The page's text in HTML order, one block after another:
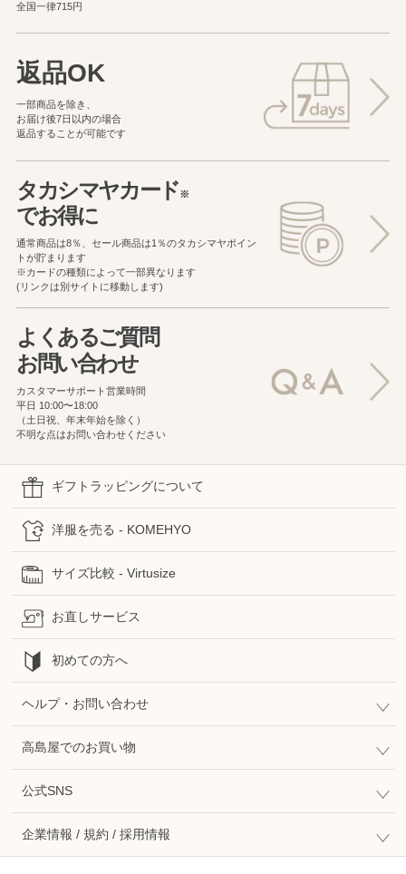
全国一律715円
返品OK
一部商品を除き、
お届け後7日以内の場合
返品することが可能です
タカシマヤカード※
でお得に
通常商品は8％、セール商品は1％のタカシマヤポイン
トが貯まります
※カードの種類によって一部異なります
(リンクは別サイトに移動します)
よくあるご質問
お問い合わせ
カスタマーサポート営業時間
平日 10:00〜18:00
（土日祝、年末年始を除く）
不明な点はお問い合わせください
ギフトラッピングについて
洋服を売る - KOMEHYO
サイズ比較 - Virtusize
お直しサービス
初めての方へ
ヘルプ・お問い合わせ
高島屋でのお買い物
公式SNS
企業情報 / 規約 / 採用情報